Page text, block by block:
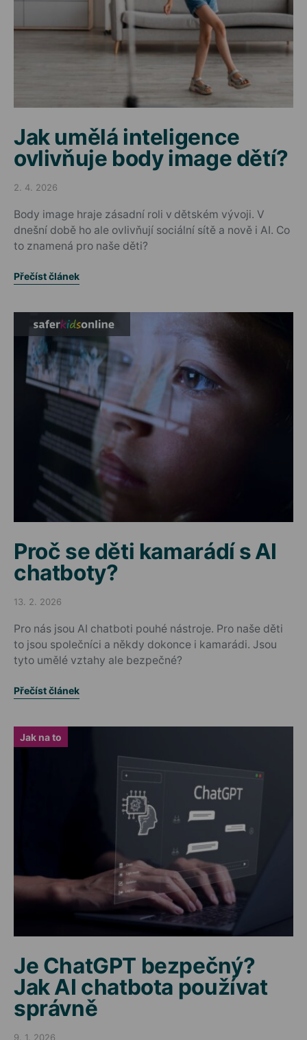
Jak umělá inteligence
ovlivňuje body image dětí?
Posted on
2. 4. 2026
Body image hraje zásadní roli v dětském vývoji. V
dnešní době ho ale ovlivňují sociální sítě a nově i AI. Co
to znamená pro naše děti?
Přečíst článek
Proč se děti kamarádí s AI
chatboty?
Posted on
13. 2. 2026
Pro nás jsou AI chatboti pouhé nástroje. Pro naše děti
to jsou společníci a někdy dokonce i kamarádi. Jsou
tyto umělé vztahy ale bezpečné?
Přečíst článek
Jak na to
Je ChatGPT bezpečný?
Jak AI chatbota používat
správně
9. 1. 2026